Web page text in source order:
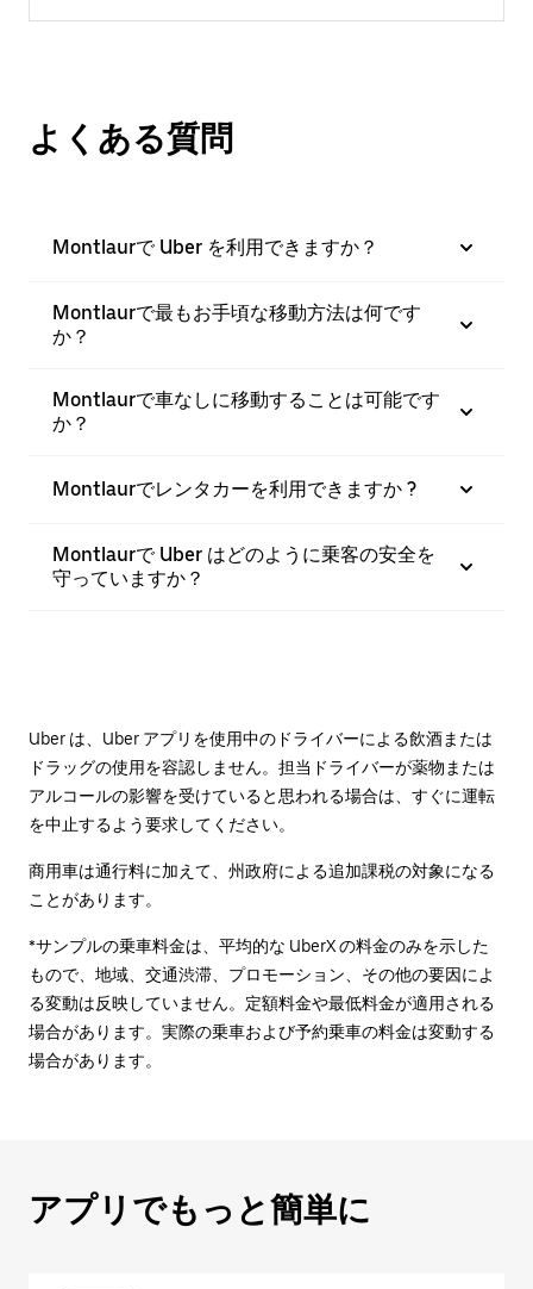
よくある質問
Montlaurで Uber を利用できますか？
Montlaurで最もお手頃な移動方法は何です
か？
Montlaurで車なしに移動することは可能です
か？
Montlaurでレンタカーを利用できますか ?
Montlaurで Uber はどのように乗客の安全を
守っていますか？
Uber は、Uber アプリを使用中のドライバーによる飲酒または
ドラッグの使用を容認しません。担当ドライバーが薬物または
アルコールの影響を受けていると思われる場合は、すぐに運転
を中止するよう要求してください。
商用車は通行料に加えて、州政府による追加課税の対象になる
ことがあります。
*サンプルの乗車料金は、平均的な UberX の料金のみを示した
もので、地域、交通渋滞、プロモーション、その他の要因によ
る変動は反映していません。定額料金や最低料金が適用される
場合があります。実際の乗車および予約乗車の料金は変動する
場合があります。
アプリでもっと簡単に